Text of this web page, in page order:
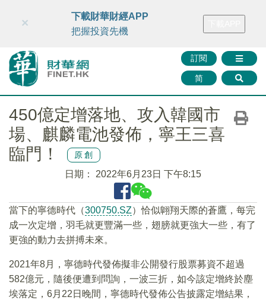
財華智庫網 FINTV FINMETA 財華證券 媒體矩陣
訂閱
简
×
下載財華財經APP
把握投資先機
450億定增落地、攻入韓國市
場、麒麟電池發佈，寧王三喜
臨門！
原創
日期： 2022年6月23日 下午8:15
當下的寧德時代（300750.SZ）恰似翺翔天際的蒼鷹，每完
成一次定增，羽毛就更豐滿一些，翅膀就更強大一些，有了
更強的動力去拼搏未來。
2021年8月，寧德時代發佈擬非公開發行股票募資不超過
582億元，隨後便遭到問詢，一波三折，如今該定增終於塵
埃落定，6月22日晚間，寧德時代發佈公告披露定增結果，